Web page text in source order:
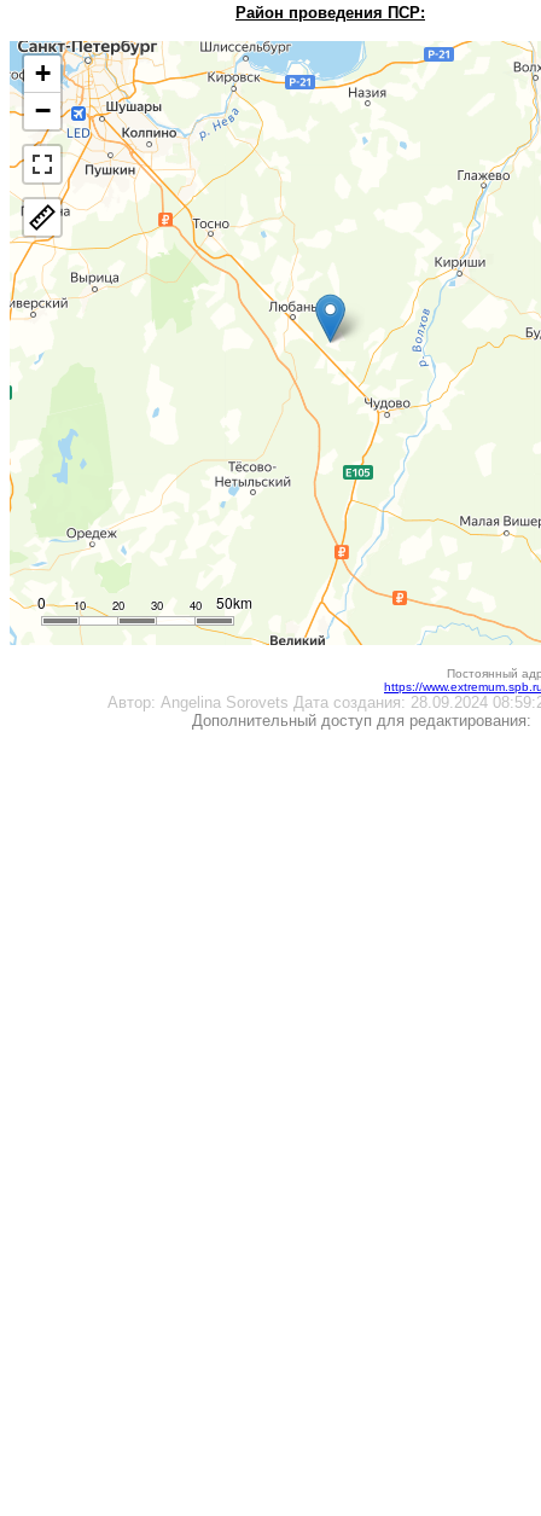
Район проведения ПСР:
+
−
10
0 20 30 40 50km
Постоянный
https://
Автор: Angelina Sorovets Дата создания: 28.09.2024
Дополнительный доступ для редактирования: